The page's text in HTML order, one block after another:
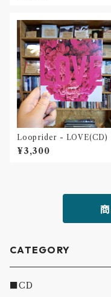
Looprider - LOVE(CD)
¥3,300
CATEGORY
■CD